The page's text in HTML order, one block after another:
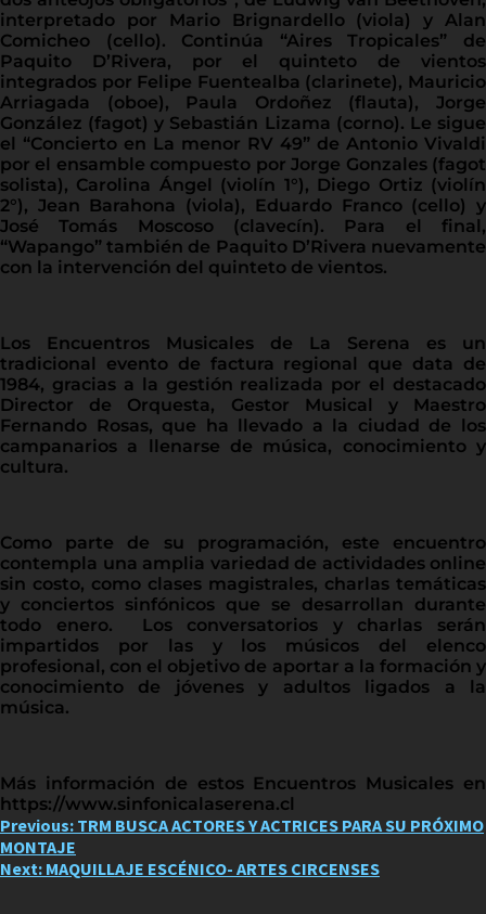
interpretado por Mario Brignardello (viola) y Alan
Comicheo (cello). Continúa “Aires Tropicales” de
Paquito D’Rivera, por el quinteto de vientos
integrados por Felipe Fuentealba (clarinete), Mauricio
Arriagada (oboe), Paula Ordoñez (flauta), Jorge
González (fagot) y Sebastián Lizama (corno). Le sigue
el “Concierto en La menor RV 49” de Antonio Vivaldi
por el ensamble compuesto por Jorge Gonzales (fagot
solista), Carolina Ángel (violín 1°), Diego Ortiz (violín
2°), Jean Barahona (viola), Eduardo Franco (cello) y
José Tomás Moscoso (clavecín). Para el final,
“Wapango” también de Paquito D’Rivera nuevamente
con la intervención del quinteto de vientos.
Los Encuentros Musicales de La Serena es un
tradicional evento de factura regional que data de
1984, gracias a la gestión realizada por el destacado
Director de Orquesta, Gestor Musical y Maestro
Fernando Rosas, que ha llevado a la ciudad de los
campanarios a llenarse de música, conocimiento y
cultura.
Como parte de su programación, este encuentro
contempla una amplia variedad de actividades online
sin costo, como clases magistrales, charlas temáticas
y conciertos sinfónicos que se desarrollan durante
todo enero. Los conversatorios y charlas serán
impartidos por las y los músicos del elenco
profesional, con el objetivo de aportar a la formación y
conocimiento de jóvenes y adultos ligados a la
música.
Más información de estos Encuentros Musicales en
https://www.sinfonicalaserena.cl
Post
navigation
Previous: TRM BUSCA ACTORES Y ACTRICES PARA SU PRÓXIMO
MONTAJE
Next: MAQUILLAJE ESCÉNICO- ARTES CIRCENSES